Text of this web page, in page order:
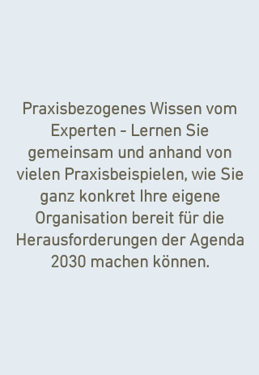
Praxisbezogenes Wissen vom
Experten - Lernen Sie
gemeinsam und anhand von
vielen Praxisbeispielen, wie Sie
ganz konkret Ihre eigene
Organisation bereit für die
Herausforderungen der Agenda
2030 machen können.